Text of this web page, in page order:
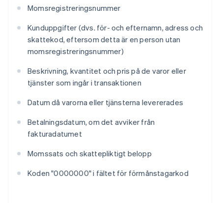
Momsregistreringsnummer
Kunduppgifter (dvs. för- och efternamn, adress och
skattekod, eftersom detta är en person utan
momsregistreringsnummer)
Beskrivning, kvantitet och pris på de varor eller
tjänster som ingår i transaktionen
Datum då varorna eller tjänsterna levererades
Betalningsdatum, om det avviker från
fakturadatumet
Momssats och skattepliktigt belopp
Koden "0000000" i fältet för förmånstagarkod